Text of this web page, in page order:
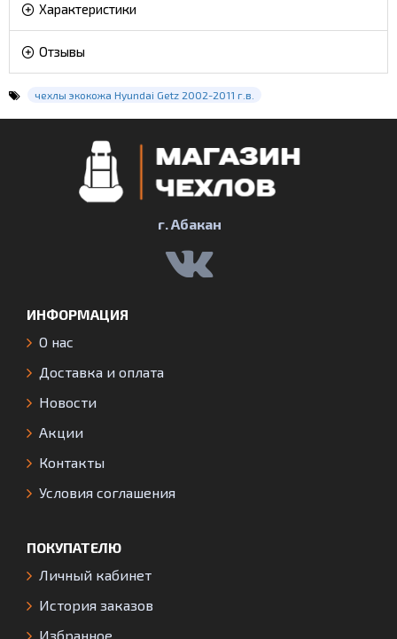
Характеристики
Отзывы
чехлы экокожа Hyundai Getz 2002-2011 г.в.
г. Абакан
ИНФОРМАЦИЯ
О нас
Доставка и оплата
Новости
Акции
Контакты
Условия соглашения
ПОКУПАТЕЛЮ
Личный кабинет
История заказов
Избранное